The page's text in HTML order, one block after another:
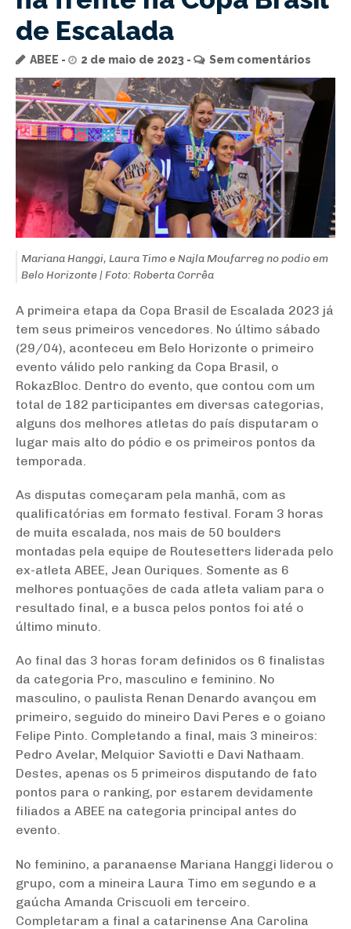
de Escalada
ABEE 2 de maio de 2023 Sem comentários
Mariana Hanggi, Laura Timo e Najla Moufarreg no podio em
Belo Horizonte | Foto: Roberta Corrêa
A primeira etapa da Copa Brasil de Escalada 2023 já
tem seus primeiros vencedores. No último sábado
(29/04), aconteceu em Belo Horizonte o primeiro
evento válido pelo ranking da Copa Brasil, o
RokazBloc. Dentro do evento, que contou com um
total de 182 participantes em diversas categorias,
alguns dos melhores atletas do país disputaram o
lugar mais alto do pódio e os primeiros pontos da
temporada.
As disputas começaram pela manhã, com as
qualificatórias em formato festival. Foram 3 horas
de muita escalada, nos mais de 50 boulders
montadas pela equipe de Routesetters liderada pelo
ex-atleta ABEE, Jean Ouriques. Somente as 6
melhores pontuações de cada atleta valiam para o
resultado final, e a busca pelos pontos foi até o
último minuto.
Ao final das 3 horas foram definidos os 6 finalistas
da categoria Pro, masculino e feminino. No
masculino, o paulista Renan Denardo avançou em
primeiro, seguido do mineiro Davi Peres e o goiano
Felipe Pinto. Completando a final, mais 3 mineiros:
Pedro Avelar, Melquior Saviotti e Davi Nathaam.
Destes, apenas os 5 primeiros disputando de fato
pontos para o ranking, por estarem devidamente
filiados a ABEE na categoria principal antes do
evento.
No feminino, a paranaense Mariana Hanggi liderou o
grupo, com a mineira Laura Timo em segundo e a
gaúcha Amanda Criscuoli em terceiro.
Completaram a final a catarinense Ana Carolina